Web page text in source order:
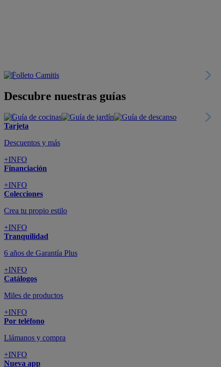
Descubre nuestras guías
Tarjeta
Descuentos y más
+INFO
Financiación
+INFO
Colecciones
Crea tu propio estilo
+INFO
Tranquilidad
6 años de Garantía Plus
+INFO
Catálogos
Miles de productos
+INFO
Por teléfono
Llámanos y compra
+INFO
Nueva app